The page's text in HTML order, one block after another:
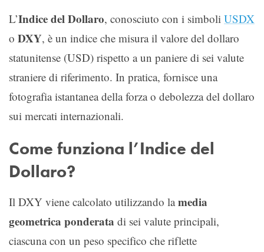
L’Indice del Dollaro, conosciuto con i simboli USDX
o DXY, è un indice che misura il valore del dollaro
statunitense (USD) rispetto a un paniere di sei valute
straniere di riferimento. In pratica, fornisce una
fotografia istantanea della forza o debolezza del dollaro
sui mercati internazionali.
Come funziona l’Indice del
Dollaro?
Il DXY viene calcolato utilizzando lamedia
geometrica ponderata di sei valute principali,
ciascuna con un peso specifico che riflette